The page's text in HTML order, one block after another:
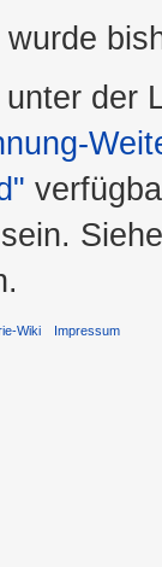
unter der
Wiki Impressum